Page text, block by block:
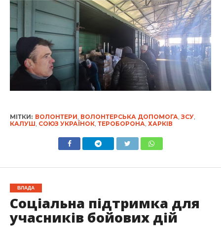
МІТКИ: ВОЛОНТЕРИ ВОЛОНТЕРСЬКА ДОПОМОГА ЗСУ,
КАЛУШ СОЮЗ УКРАЇНОК, ТЕРОБОРОНА ХАРКІВ
ВЛАДА
Соціальна підтримка для
учасників бойових дій